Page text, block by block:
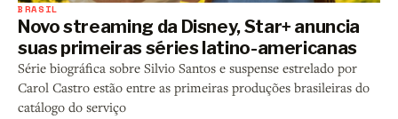
BRASIL
Novo streaming da Disney, Star+ anuncia
suas primeiras séries latino-americanas
Série biográfica sobre Silvio Santos e suspense estrelado por
Carol Castro estão entre as primeiras produções brasileiras do
catálogo do serviço